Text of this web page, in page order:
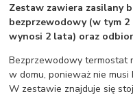
Zestaw zawiera zasilany
bezprzewodowy (w tym
wynosi 2 lata) oraz
Bezprzewodowy termostat
w domu, ponieważ nie musi
W zestawie znajduje się